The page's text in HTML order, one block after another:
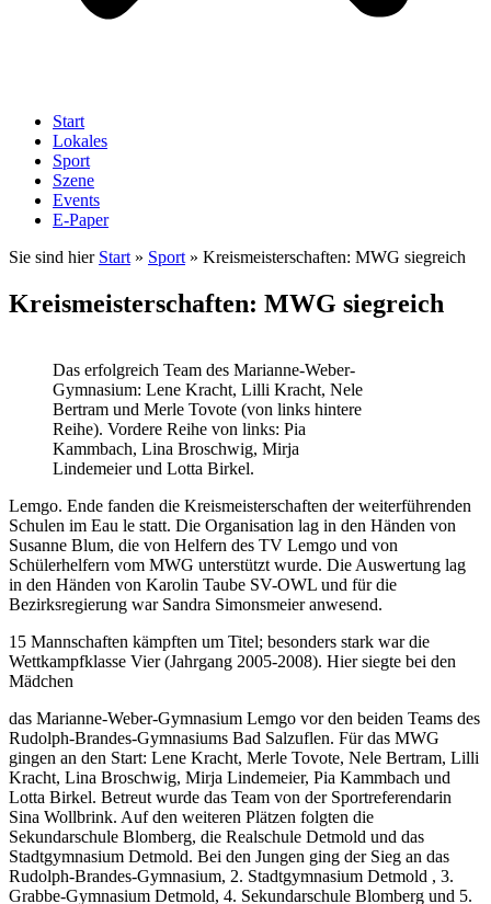
Start
Lokales
Sport
Szene
Events
E-Paper
Sie sind hier Start » Sport » Kreismeisterschaften: MWG siegreich
Kreismeisterschaften: MWG siegreich
Das erfolgreich Team des Marianne-Weber-
Gymnasium: Lene Kracht, Lilli Kracht, Nele
Bertram und Merle Tovote (von links hintere
Reihe). Vordere Reihe von links: Pia
Kammbach, Lina Broschwig, Mirja
Lindemeier und Lotta Birkel.
Lemgo. Ende fanden die Kreismeisterschaften der weiterführenden
Schulen im Eau le statt. Die Organisation lag in den Händen von
Susanne Blum, die von Helfern des TV Lemgo und von
Schülerhelfern vom MWG unterstützt wurde. Die Auswertung lag
in den Händen von Karolin Taube SV-OWL und für die
Bezirksregierung war Sandra Simonsmeier anwesend.
15 Mannschaften kämpften um Titel; besonders stark war die
Wettkampfklasse Vier (Jahrgang 2005-2008). Hier siegte bei den
Mädchen
das Marianne-Weber-Gymnasium Lemgo vor den beiden Teams des
Rudolph-Brandes-Gymnasiums Bad Salzuflen. Für das MWG
gingen an den Start: Lene Kracht, Merle Tovote, Nele Bertram, Lilli
Kracht, Lina Broschwig, Mirja Lindemeier, Pia Kammbach und
Lotta Birkel. Betreut wurde das Team von der Sportreferendarin
Sina Wollbrink. Auf den weiteren Plätzen folgten die
Sekundarschule Blomberg, die Realschule Detmold und das
Stadtgymnasium Detmold. Bei den Jungen ging der Sieg an das
Rudolph-Brandes-Gymnasium, 2. Stadtgymnasium Detmold , 3.
Grabbe-Gymnasium Detmold, 4. Sekundarschule Blomberg und 5.